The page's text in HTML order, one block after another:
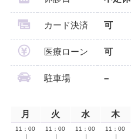
カード決済 可
医療ローン 可
駐車場 –
月 火 水 木
11：00
11：00
11：00
11：00